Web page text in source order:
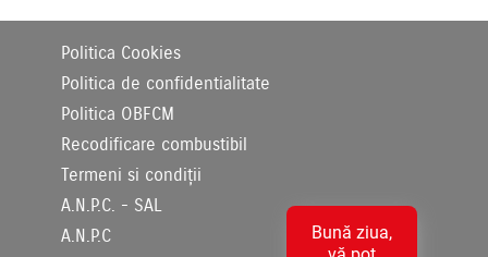
Politica Cookies
Politica de confidentialitate
Politica OBFCM
Recodificare combustibil
Termeni si condiții
A.N.P.C. - SAL
A.N.P.C
Bună ziua,